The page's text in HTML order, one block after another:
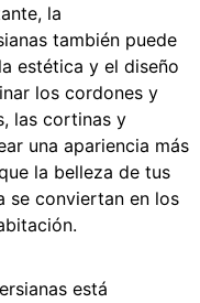
la
también puede
estética y el diseño
los cordones y
las cortinas y
una apariencia más
la belleza de tus
se conviertan en los
está